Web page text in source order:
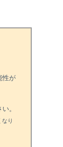
性が
。
なり